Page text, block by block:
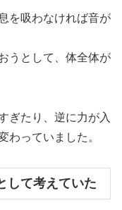
を吸わなければ音が
うとして、体全体が
ぎたり、逆に力が入
わっていました。
して考えていた